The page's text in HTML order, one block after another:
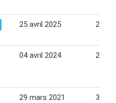
25 avril 2025 21
04 avril 2024 25
29 mars 2021 31